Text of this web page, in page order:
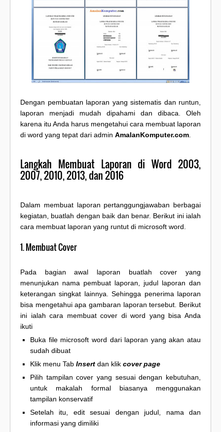
Dengan pembuatan laporan yang sistematis dan runtun,
laporan menjadi mudah dipahami dan dibaca. Oleh
karena itu Anda harus mengetahui cara membuat laporan
di word yang tepat dari admin AmalanKomputer.com
Langkah Membuat Laporan di Word 2003,
2007, 2010, 2013, dan 2016
Dalam membuat laporan pertanggungjawaban berbagai
kegiatan, buatlah dengan baik dan benar. Berikut ini ialah
cara membuat laporan yang runtut di microsoft word.
1. Membuat Cover
Pada bagian awal laporan buatlah cover yang
menunjukan nama pembuat laporan, judul laporan dan
keterangan singkat lainnya. Sehingga penerima laporan
bisa mengetahui apa gambaran laporan tersebut. Berikut
ini ialah cara membuat cover di word yang bisa Anda
ikuti
Buka file microsoft word dari laporan yang akan atau
sudah dibuat
Klik menu Tab Insert dan klik cover page
Pilih tampilan cover yang sesuai dengan kebutuhan,
untuk makalah formal biasanya menggunakan
tampilan konservatif
Setelah itu, edit sesuai dengan judul, nama dan
informasi yang dimiliki